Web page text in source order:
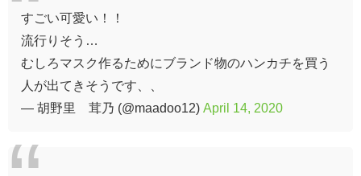
すごい可愛い！！
流行りそう…
むしろマスク作るためにブランド物のハンカチを買う
人が出てきそうです、、
— 胡野里 茸乃 (@maadoo12) April 14, 2020